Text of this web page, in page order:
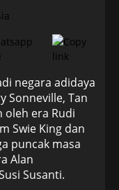
negara adidaya
Sonneville, Tan
oleh era Rudi
Swie King dan
puncak masa
Alan
Susanti.